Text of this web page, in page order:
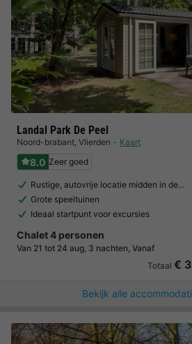
Landal Park De Peel
Noord-brabant, Vlierden Kaart
8.0 Zeer goed
Rustige, autovrije locatie midden in de…
Grote speeltuinen
Ideaal startpunt voor excursies
Chalet 4 personen
Van 21 tot 24 aug, 3 nachten, Vanaf
Totaal €
Bekijk alle